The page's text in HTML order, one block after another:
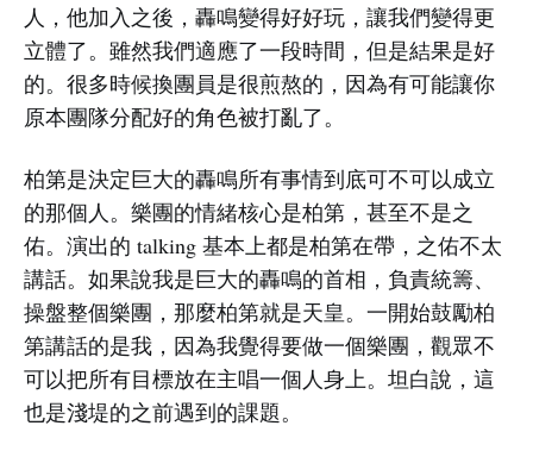
人，他加入之後，轟鳴變得好好玩，讓我們變得更
立體了。雖然我們適應了一段時間，但是結果是好
的。很多時候換團員是很煎熬的，因為有可能讓你
原本團隊分配好的角色被打亂了。
柏第是決定巨大的轟鳴所有事情到底可不可以成立
的那個人。樂團的情緒核心是柏第，甚至不是之
佑。演出的 talking 基本上都是柏第在帶，之佑不太
講話。如果說我是巨大的轟鳴的首相，負責統籌、
操盤整個樂團，那麼柏第就是天皇。一開始鼓勵柏
第講話的是我，因為我覺得要做一個樂團，觀眾不
可以把所有目標放在主唱一個人身上。坦白說，這
也是淺堤的之前遇到的課題。